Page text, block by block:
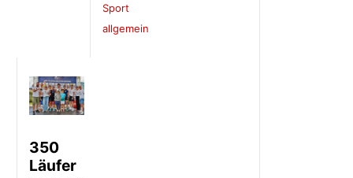
Sport
allgemein
350
Läufer